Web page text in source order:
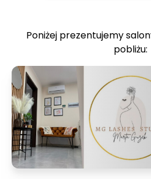
Poniżej prezentujemy
pobliżu: